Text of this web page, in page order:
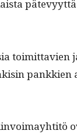
toimit­tavien
pankkien